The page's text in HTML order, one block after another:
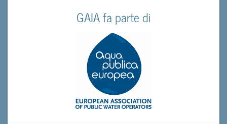
GAIA fa parte di